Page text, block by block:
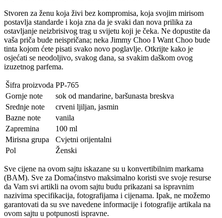
Stvoren za ženu koja živi bez kompromisa, koja svojim mirisom
postavlja standarde i koja zna da je svaki dan nova prilika za
ostavljanje neizbrisivog trag u svijetu koji je čeka. Ne dopustite da
vaša priča bude neispričana; neka Jimmy Choo I Want Choo bude
tinta kojom ćete pisati svako novo poglavlje. Otkrijte kako je
osjećati se neodoljivo, svakog dana, sa svakim daškom ovog
izuzetnog parfema.
Šifra proizvoda PP-765
Gornje note
sok od mandarine, baršunasta breskva
Srednje note
crveni ljiljan, jasmin
Bazne note
vanila
Zapremina
100 ml
Mirisna grupa
Cvjetni orijentalni
Pol
Ženski
Sve cijene na ovom sajtu iskazane su u konvertibilnim markama
(BAM). Sve za Domaćinstvo maksimalno koristi sve svoje resurse
da Vam svi artikli na ovom sajtu budu prikazani sa ispravnim
nazivima specifikacija, fotografijama i cijenama. Ipak, ne možemo
garantovati da su sve navedene informacije i fotografije artikala na
ovom sajtu u potpunosti ispravne.